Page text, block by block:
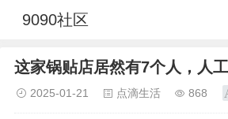
9090社区
这家锅贴店居然有7个人，人
2025-01-21 点滴生活 868